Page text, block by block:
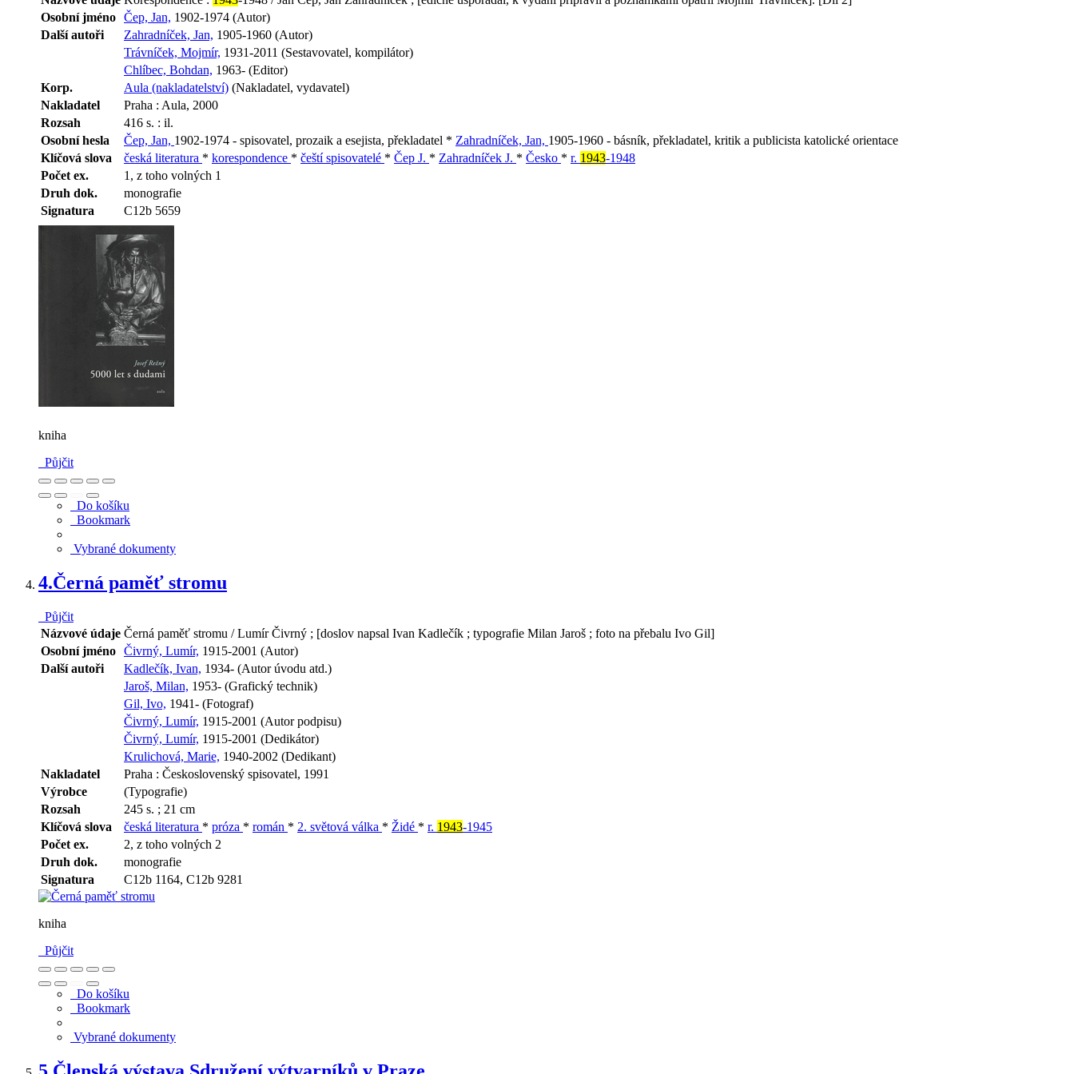
Osobní jméno Čep, Jan, 1902-1974 (Autor)
Další autoři
Zahradníček, Jan, 1905-1960 (Autor)
Trávníček, Mojmír, 1931-2011 (Sestavovatel, kompilátor)
Chlíbec, Bohdan, 1963- (Editor)
Korp.
Aula (nakladatelství) (Nakladatel, vydavatel)
Nakladatel
Praha : Aula, 2000
Rozsah
416 s. : il.
Osobní hesla
Čep, Jan, 1902-1974 - spisovatel, prozaik a esejista, překladatel * Zahradníček, Jan, 1905-1960 - básník, překladatel, kritik a publicista katolické orientace
Klíčová slova
česká literatura * korespondence * čeští spisovatelé * Čep J. * Zahradníček J. * Česko * r. 1943-1948
Počet ex.
1, z toho volných 1
Druh dok.
monografie
Signatura
C12b 5659
kniha
Půjčit
Do košíku
Bookmark
Vybrané dokumenty
4.Černá paměť stromu
Půjčit
Názvové údaje Černá paměť stromu / Lumír Čivrný ; [doslov napsal Ivan Kadlečík ; typografie Milan Jaroš ; foto na přebalu Ivo Gil]
Osobní jméno Čivrný, Lumír, 1915-2001 (Autor)
Další autoři
Kadlečík, Ivan, 1934- (Autor úvodu atd.)
Jaroš, Milan, 1953- (Grafický technik)
Gil, Ivo, 1941- (Fotograf)
Čivrný, Lumír, 1915-2001 (Autor podpisu)
Čivrný, Lumír, 1915-2001 (Dedikátor)
Krulichová, Marie, 1940-2002 (Dedikant)
Nakladatel
Praha : Československý spisovatel, 1991
Výrobce
(Typografie)
Rozsah
245 s. ; 21 cm
Klíčová slova
česká literatura * próza * román * 2. světová válka * Židé * r. 1943-1945
Počet ex.
2, z toho volných 2
Druh dok.
monografie
Signatura
C12b 1164, C12b 9281
kniha
Půjčit
Do košíku
Bookmark
Vybrané dokumenty